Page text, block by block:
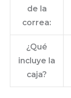
de la
correa:
¿Qué
incluye la
caja?